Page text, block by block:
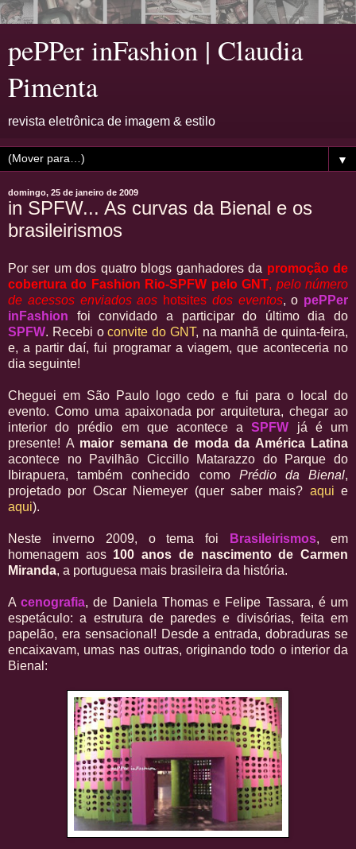
pePPer inFashion | Claudia
Pimenta
revista eletrônica de imagem & estilo
▼
domingo, 25 de janeiro de 2009
in SPFW... As curvas da Bienal e os
brasileirismos
Por ser um dos quatro blogs ganhadores da promoção de
cobertura do Fashion Rio-SPFW pelo GNT, pelo número
de acessos enviados aos hotsites dos eventos, o pePPer
inFashion foi convidado a participar do último dia do
SPFW. Recebi oconvite do GNT, na manhã de quinta-feira,
e, a partir daí, fui programar a viagem, que aconteceria no
dia seguinte!
Cheguei em São Paulo logo cedo e fui para o local do
evento. Como uma apaixonada por arquitetura, chegar ao
interior do prédio em que acontece aSPFW já é um
presente! A maior semana de moda da América Latina
acontece no Pavilhão Ciccillo Matarazzo do Parque do
Ibirapuera, também conhecido como Prédio da Bienal,
projetado por Oscar Niemeyer (quer saber mais? aqui e
aqui).
Neste inverno 2009, o tema foi Brasileirismos, em
homenagem aos 100 anos de nascimento de Carmen
Miranda, a portuguesa mais brasileira da história.
Acenografia, de Daniela Thomas e Felipe Tassara, é um
espetáculo: a estrutura de paredes e divisórias, feita em
papelão, era sensacional! Desde a entrada, dobraduras se
encaixavam, umas nas outras, originando todo o interior da
Bienal: